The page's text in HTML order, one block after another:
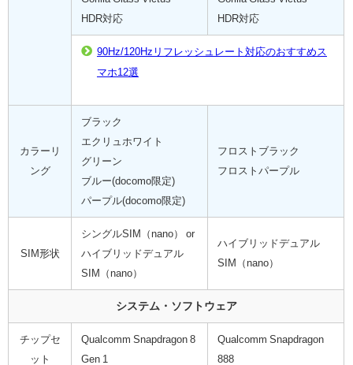
HDR対応
HDR対応
90Hz/120Hzリフレッシュレート対応のおすすめス
マホ12選
カラーリ
ング
ブラック
エクリュホワイト
グリーン
ブルー(docomo限定)
パープル(docomo限定)
フロストブラック
フロストパープル
SIM形状
シングルSIM（nano） or
ハイブリッドデュアル
SIM（nano）
ハイブリッドデュアル
SIM（nano）
システム・ソフトウェア
チップセ
ット
Qualcomm Snapdragon 8
Gen 1
Qualcomm Snapdragon
888